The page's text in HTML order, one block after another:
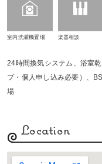
室内洗濯機置場 楽器相談
24時間換気システム、浴室
プ・個人申し込み必要）、
場
Location